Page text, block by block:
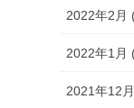
2022年2月
2022年1月
2021年12